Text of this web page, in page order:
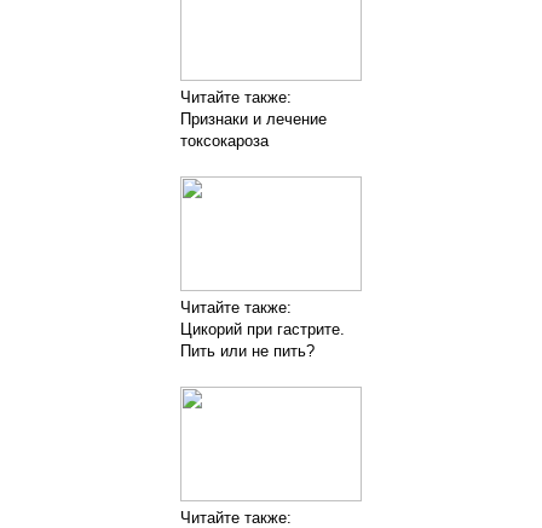
Читайте также:
Признаки и лечение
токсокароза
Читайте также:
Цикорий при гастрите.
Пить или не пить?
Читайте также: